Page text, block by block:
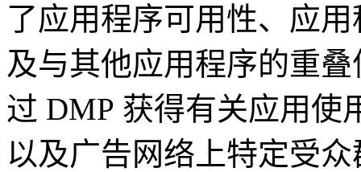
了应用程序可用性、应
及与其他应用程序的重
过 DMP 获得有关应用使
以及广告网络上特定受